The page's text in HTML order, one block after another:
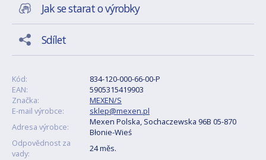
Jak se starat o výrobky
Sdílet
Kód:
834-120-000-66-00-P
EAN:
5905315419903
Značka:
MEXEN/S
E-mail výrobce:
sklep@mexen.pl
Adresa výrobce:
Mexen Polska, Sochaczewska 96B 05-870
Błonie-Wieś
Odpovědnost za
vady:
24 měs.